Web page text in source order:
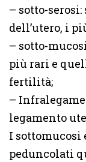
– sotto-
dell’utero, i
– sotto-
più rari e
fertilità;
–
legamento
I sottomucosi
peduncolati